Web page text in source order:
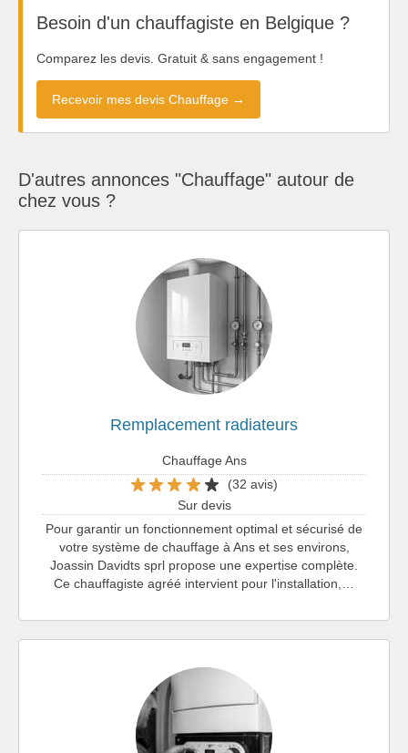
Besoin d'un chauffagiste en Belgique ?
Comparez les devis. Gratuit & sans engagement !
Recevoir mes devis Chauffage →
D'autres annonces "Chauffage" autour de
chez vous ?
Remplacement radiateurs
Chauffage Ans
(32 avis)
Sur devis
Pour garantir un fonctionnement optimal et sécurisé de
votre système de chauffage à Ans et ses environs,
Joassin Davidts sprl propose une expertise complète.
Ce chauffagiste agréé intervient pour l'installation,…